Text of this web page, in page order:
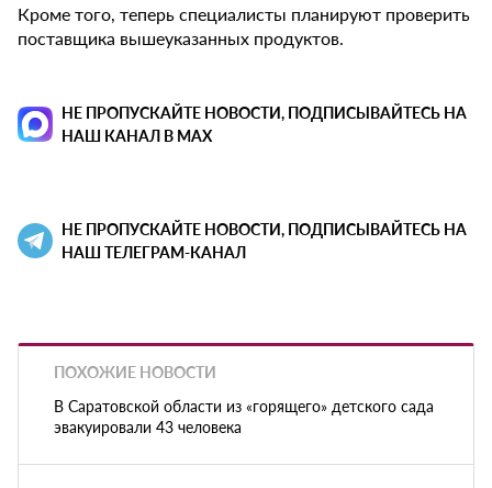
Кроме того, теперь специалисты планируют проверить
поставщика вышеуказанных продуктов.
НЕ ПРОПУСКАЙТЕ НОВОСТИ, ПОДПИСЫВАЙТЕСЬ НА
НАШ КАНАЛ В MAX
НЕ ПРОПУСКАЙТЕ НОВОСТИ, ПОДПИСЫВАЙТЕСЬ НА
НАШ ТЕЛЕГРАМ-КАНАЛ
ПОХОЖИЕ НОВОСТИ
В Саратовской области из «горящего» детского сада
эвакуировали 43 человека